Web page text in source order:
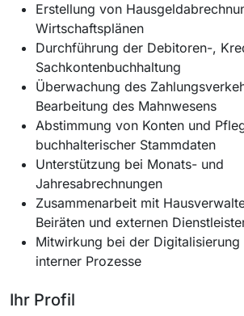
Erstellung von
Wirtschaftsplänen
Durchführung der Debitoren-,
Sachkontenbuchhaltung
Überwachung des
Bearbeitung des Mahnwesens
Abstimmung von Konten und
buchhalterischer Stammdaten
Unterstützung bei Monats- und
Jahresabrechnungen
Zusammenarbeit mit
Beiräten und externen
Mitwirkung bei der Digitalisierung
interner Prozesse
Ihr Profil